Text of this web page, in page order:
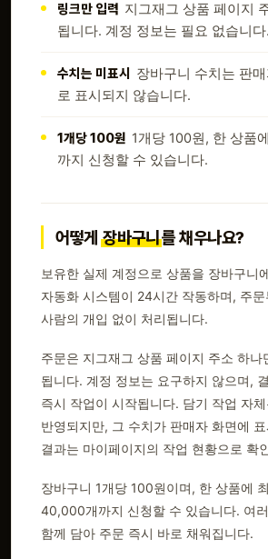
링크만 입력 지그재그 상품 페이지
됩니다. 계정 정보는 필요 없습니다.
수치는 미표시
장바구니 수치는 판
로 표시되지 않습니다.
1개당 100원 1개당 100원, 한 상품
까지 신청할 수 있습니다.
어떻게장바구니를 채우나요?
보유한 실제 계정으로 상품을 장바구니
자동화 시스템이 24시간 작동하며, 주문
사람의 개입 없이 처리됩니다.
주문은 지그재그 상품 페이지 주소 하나
됩니다. 계정 정보는 요구하지 않으며,
즉시 작업이 시작됩니다. 담기 작업 자체
반영되지만, 그 수치가 판매자 화면에
결과는 마이페이지의 작업 현황으로 확
장바구니 1개당 100원이며, 한 상품에
40,000개까지 신청할 수 있습니다. 여
함께 담아 주문 즉시 바로 채워집니다.